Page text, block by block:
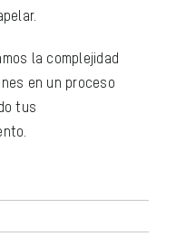
la complejidad
en un proceso
tus